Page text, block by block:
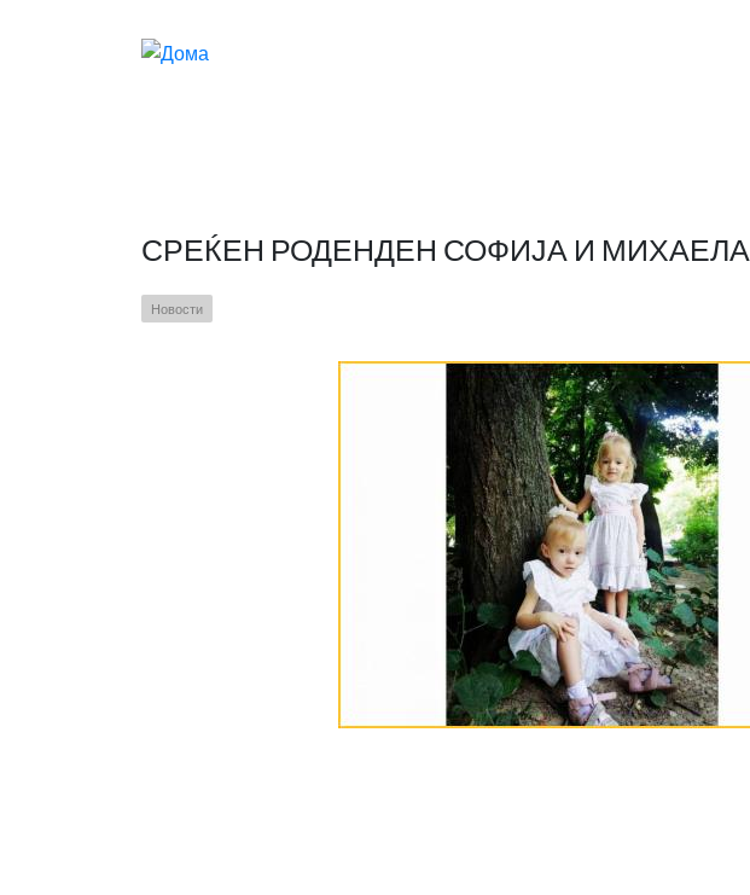
Skip to main content
СРЕЌЕН РОДЕНДЕН СОФИЈА И МИХАЕЛА
Новости